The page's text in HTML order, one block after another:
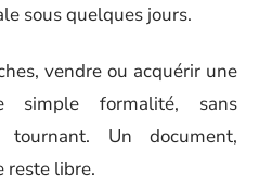
sous quelques jours.
vendre ou acquérir une
simple formalité, sans
Un document,
reste libre.